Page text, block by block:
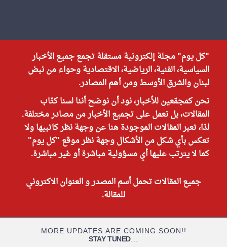
"كل يوم" مجلة إلكترونية مستقلة تجمع جميع الأخبار
السياسية، الفنية، الرياضية، الاقتصادية وحواء من نبض
لبنان والشرق الأوسط ومن أهم المصادر.
نحن كمجمّعين للأخبار، نود أن نوضح أننا لسنا كتّاب
المقالات، بل نعمل على تجميع الأخبار من مصادر مختلفة.
لذا، تعبر المقالات الموجودة هنا عن وجهة نظر كاتبيها ولا
تعكس بأي شكل من الأشكال وجهة نظر موقع "كل يوم"
كما لا يترتب عليها أي مسؤولية مباشرة أو غير مباشرة.
جميع المقالات تحمل أسم المصدر و العنوان الاكتروني
للمقالة.
MORE UPDATES ARE COMING SOON!!
STAY TUNED...